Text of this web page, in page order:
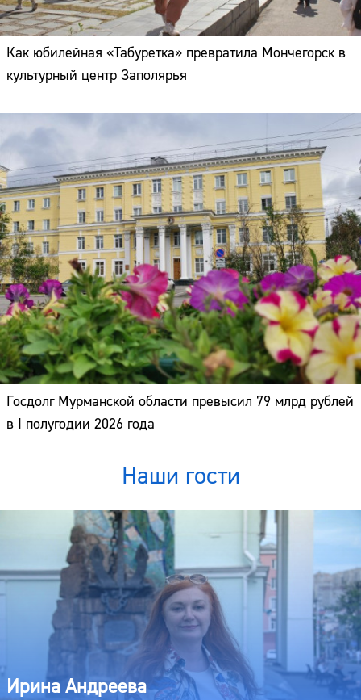
Как юбилейная «Табуретка» превратила Мончегорск в
культурный центр Заполярья
Госдолг Мурманской области превысил 79 млрд рублей
в I полугодии 2026 года
Наши гости
Ирина Андреева